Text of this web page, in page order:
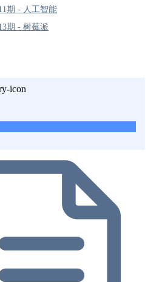
期 - 人工智能
期 - 树莓派